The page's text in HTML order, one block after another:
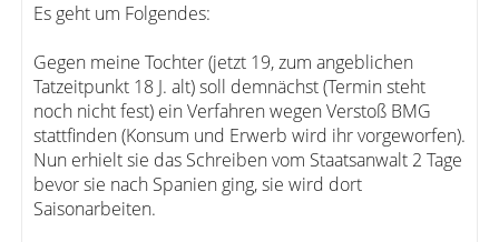
Es geht um Folgendes:
Gegen meine Tochter (jetzt 19, zum angeblichen
Tatzeitpunkt 18 J. alt) soll demnächst (Termin steht
noch nicht fest) ein Verfahren wegen Verstoß BMG
stattfinden (Konsum und Erwerb wird ihr vorgeworfen).
Nun erhielt sie das Schreiben vom Staatsanwalt 2 Tage
bevor sie nach Spanien ging, sie wird dort
Saisonarbeiten.